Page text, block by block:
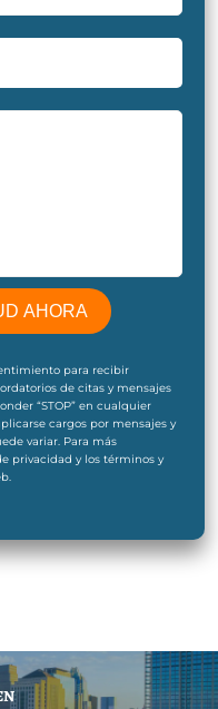
para recibir
de citas y mensajes
“STOP” en cualquier
cargos por mensajes y
variar. Para más
privacidad y los términos y